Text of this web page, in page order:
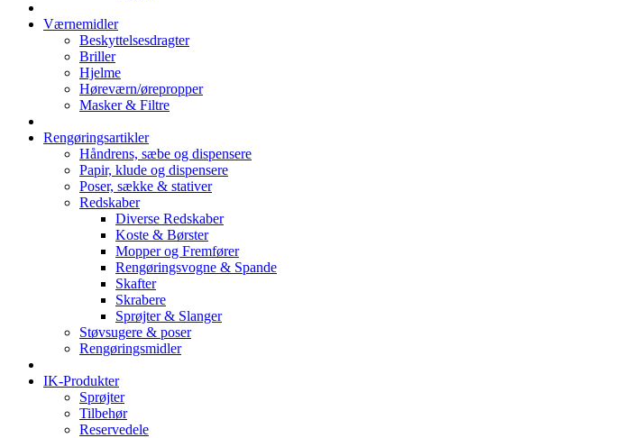
Værnemidler
Beskyttelsesdragter
Briller
Hjelme
Høreværn/ørepropper
Masker & Filtre
Rengøringsartikler
Håndrens, sæbe og dispensere
Papir, klude og dispensere
Poser, sække & stativer
Redskaber
Diverse Redskaber
Koste & Børster
Mopper og Fremfører
Rengøringsvogne & Spande
Skafter
Skrabere
Sprøjter & Slanger
Støvsugere & poser
Rengøringsmidler
IK-Produkter
Sprøjter
Tilbehør
Reservedele